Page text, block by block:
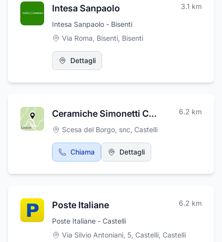
Intesa Sanpaolo 3.1 km
Intesa Sanpaolo - Bisenti
Via Roma, Bisenti, Bisenti
Dettagli
Ceramiche Simonetti Castelli 6.2 km
Scesa del Borgo, snc, Castelli
Chiama Dettagli
Poste Italiane 6.2 km
Poste Italiane - Castelli
Via Silvio Antoniani, 5, Castelli, Castelli